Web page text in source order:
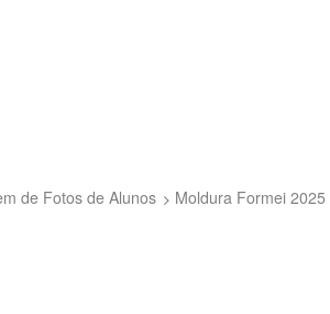
de Fotos de Alunos Moldura Formei